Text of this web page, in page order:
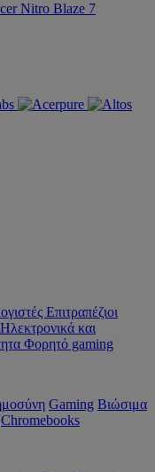
Nitro Blaze 7
Επιτραπέζιοι
Ηλεκτρονικά και
Φορητό gaming
Gaming Βιώσιμα
Chromebooks